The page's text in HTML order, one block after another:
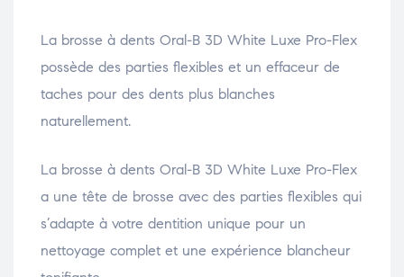
La brosse à dents Oral-B 3D White Luxe Pro-Flex
possède des parties flexibles et un effaceur de
taches pour des dents plus blanches
naturellement.
La brosse à dents Oral-B 3D White Luxe Pro-Flex
a une tête de brosse avec des parties flexibles qui
s’adapte à votre dentition unique pour un
nettoyage complet et une expérience blancheur